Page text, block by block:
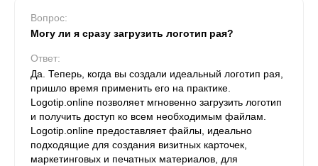
Вопрос:
Могу ли я сразу загрузить логотип рая?
Ответ:
Да. Теперь, когда вы создали идеальный логотип рая,
пришло время применить его на практике.
Logotip.online позволяет мгновенно загрузить логотип
и получить доступ ко всем необходимым файлам.
Logotip.online предоставляет файлы, идеально
подходящие для создания визитных карточек,
маркетинговых и печатных материалов, для